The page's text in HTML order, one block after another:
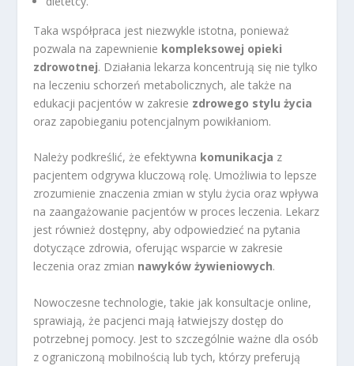
Taka współpraca jest niezwykle istotna, ponieważ
pozwala na zapewnienie kompleksowej opieki
zdrowotnej. Działania lekarza koncentrują się nie tylko
na leczeniu schorzeń metabolicznych, ale także na
edukacji pacjentów w zakresie zdrowego stylu życia
oraz zapobieganiu potencjalnym powikłaniom.
Należy podkreślić, że efektywna komunikacja z
pacjentem odgrywa kluczową rolę. Umożliwia to lepsze
zrozumienie znaczenia zmian w stylu życia oraz wpływa
na zaangażowanie pacjentów w proces leczenia. Lekarz
jest również dostępny, aby odpowiedzieć na pytania
dotyczące zdrowia, oferując wsparcie w zakresie
leczenia oraz zmian nawyków żywieniowych.
Nowoczesne technologie, takie jak konsultacje online,
sprawiają, że pacjenci mają łatwiejszy dostęp do
potrzebnej pomocy. Jest to szczególnie ważne dla osób
z ograniczoną mobilnością lub tych, którzy preferują